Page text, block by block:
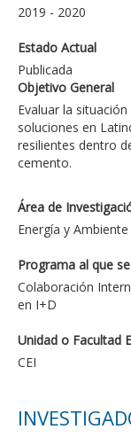
2019 - 2020
Estado Actual
Publicada
Objetivo General
Evaluar la
soluciones en
resilientes dentro
cemento.
Área de
Energía y Ambiente
Programa al que
Colaboración
en I+D
Unidad o Facultad
CEI